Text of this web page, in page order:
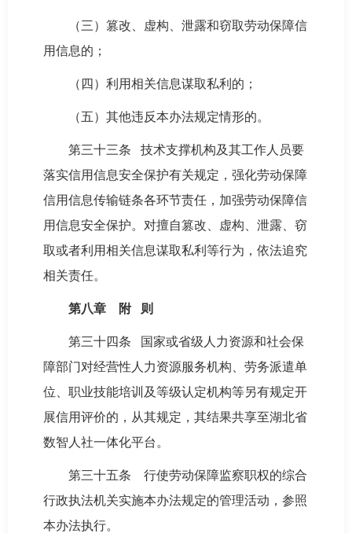
（三）篡改、虚构、泄露和窃取劳动保障信
用信息的；
（四）利用相关信息谋取私利的；
（五）其他违反本办法规定情形的。
第三十三条 技术支撑机构及其工作人员要
落实信用信息安全保护有关规定，强化劳动保障
信用信息传输链条各环节责任，加强劳动保障信
用信息安全保护。对擅自篡改、虚构、泄露、窃
取或者利用相关信息谋取私利等行为，依法追究
相关责任。
第八章 附 则
第三十四条 国家或省级人力资源和社会保
障部门对经营性人力资源服务机构、劳务派遣单
位、职业技能培训及等级认定机构等另有规定开
展信用评价的，从其规定，其结果共享至湖北省
数智人社一体化平台。
第三十五条 行使劳动保障监察职权的综合
行政执法机关实施本办法规定的管理活动，参照
本办法执行。